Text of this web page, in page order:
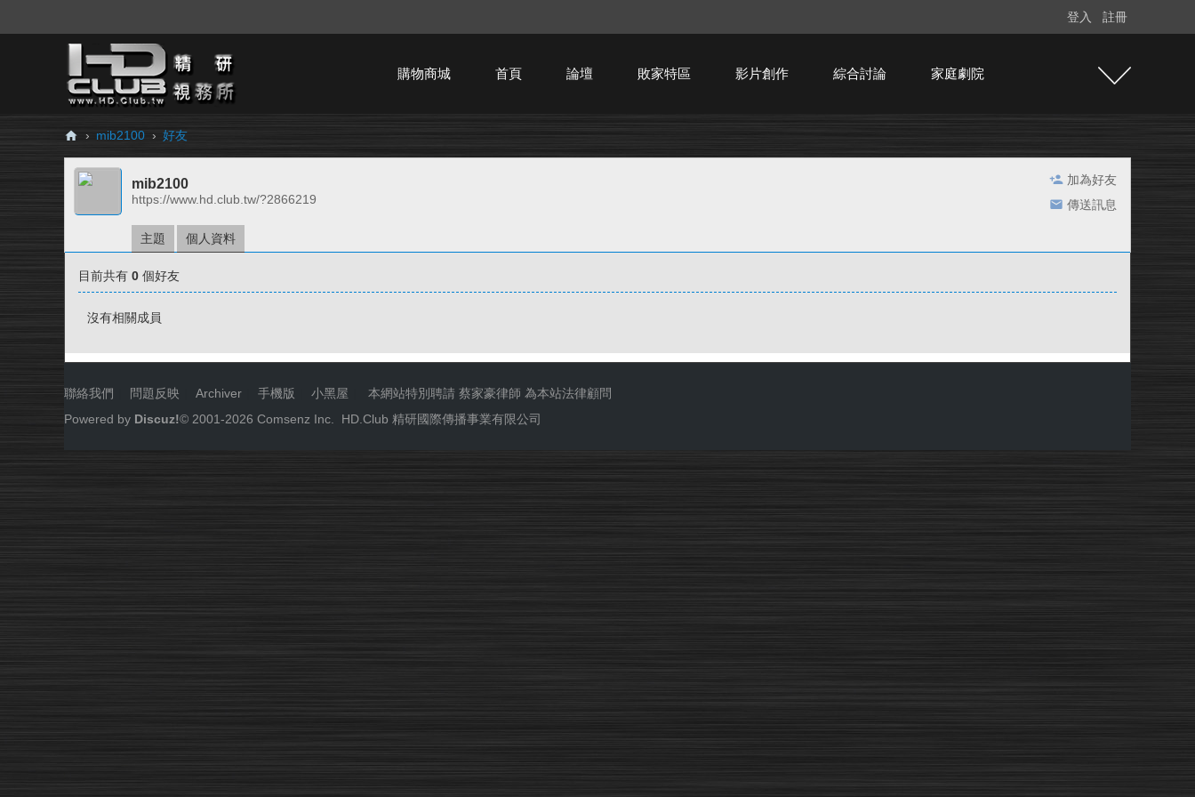
登入 註冊
購物商城 首頁 論壇 敗家特區 影片創作 綜合討論 家庭劇院
H
Cl
所
› mib2100 › 好友
加為好友
傳送訊息
mib2100
https://www.hd.club.tw/?2866219
主題 個人資料
目前共有 0 個好友
沒有相關成員
聯絡我們 問題反映 Archiver 手機版 小黑屋 本網站特別聘請 蔡家豪律師 為本站法律顧問
Powered by Discuz!© 2001-2026 Comsenz Inc. HD.Club 精研國際傳播事業有限公司